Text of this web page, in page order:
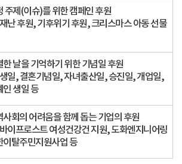
주제(이슈)를 위한 캠페인 후원
난 후원, 기후위기 후원, 크리스마스 아동 선물
한 날을 기억하기 위한 기념일 후원
일, 결혼기념일, 자녀출산일, 승진일, 개업일,
인 생일 등
사회의 어려움을 함께 돕는 기업의 후원
이프로스트 여성건강건 지원, 도화엔지니어링
이탈주민지원사업 등